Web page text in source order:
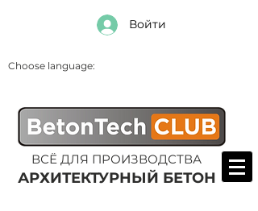
Войти
Choose language:
АРХИТЕКТУРНЫЙ БЕТОН
ВСЁ ДЛЯ ПРОИЗВОДСТВА